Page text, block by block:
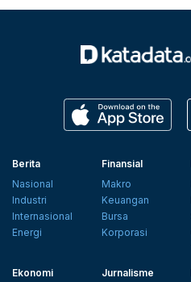
Berita
Nasional
Industri
Internasional
Energi
Finansial
Makro
Keuangan
Bursa
Korporasi
Ekonomi
Jurnalisme